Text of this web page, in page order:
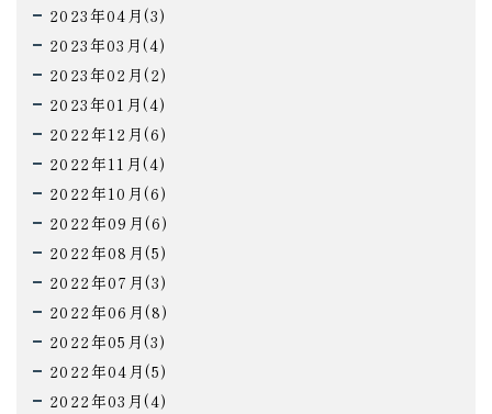
2023年04月(3)
2023年03月(4)
2023年02月(2)
2023年01月(4)
2022年12月(6)
2022年11月(4)
2022年10月(6)
2022年09月(6)
2022年08月(5)
2022年07月(3)
2022年06月(8)
2022年05月(3)
2022年04月(5)
2022年03月(4)